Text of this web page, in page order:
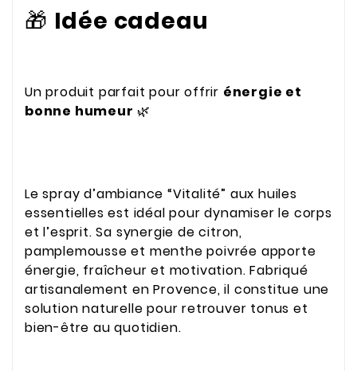
🎁 Idée cadeau
Un produit parfait pour offrir énergie et
bonne humeur 🌿
Le spray d’ambiance “Vitalité” aux huiles
essentielles est idéal pour dynamiser le corps
et l’esprit. Sa synergie de citron,
pamplemousse et menthe poivrée apporte
énergie, fraîcheur et motivation. Fabriqué
artisanalement en Provence, il constitue une
solution naturelle pour retrouver tonus et
bien-être au quotidien.